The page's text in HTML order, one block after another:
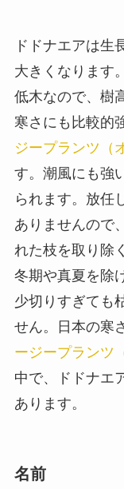
ドドナエアは生
大きくなります
低木なので、樹
寒さにも比較的
ジープランツ（
す。潮風にも強
られます。放任
ありませんので
れた枝を取り除
冬期や真夏を除
少切りすぎても
せん。日本の寒
ージープランツ
中で、ドドナエ
あります。
名前